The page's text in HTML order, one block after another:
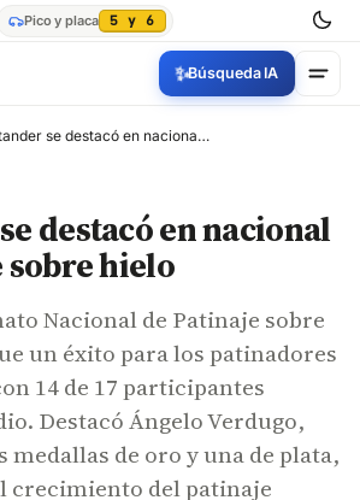
Pico y placa 5 y 6
✨Búsqueda IA
Santander se destacó en nacional de patinaje sobre hielo
destacó en nacional
sobre hielo
Nacional de Patinaje sobre
un éxito para los patinadores
14 de 17 participantes
Destacó Ángelo Verdugo,
medallas de oro y una de plata,
crecimiento del patinaje